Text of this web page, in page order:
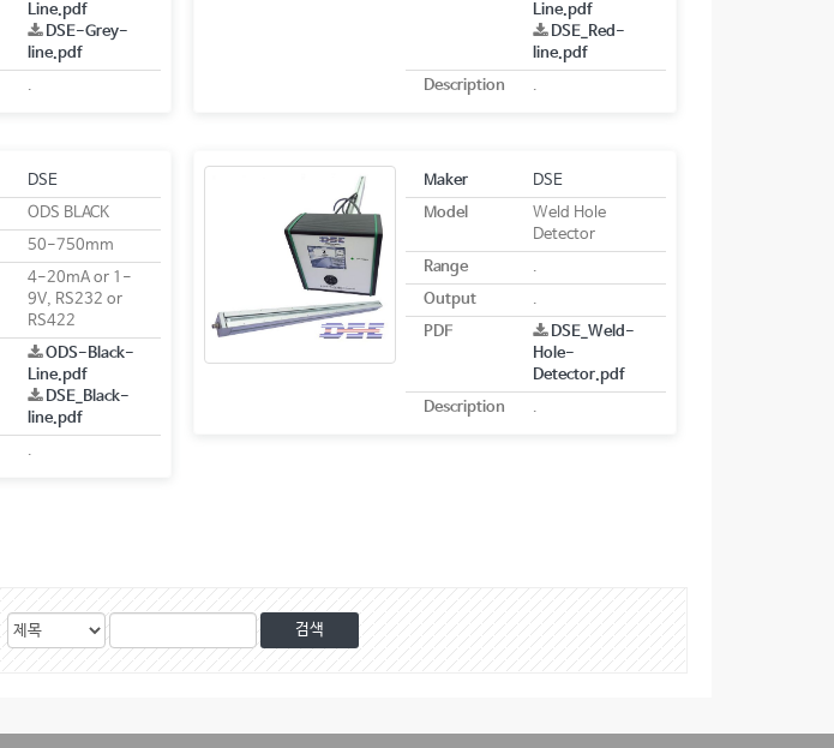
Line.pdf
DSE-Grey-
line.pdf
.
Line.pdf
DSE_Red-
line.pdf
Description
.
DSE
ODS BLACK
50-750mm
4-20mA or 1-
9V, RS232 or
RS422
ODS-Black-
Line.pdf
DSE_Black-
line.pdf
.
Maker
DSE
Model
Weld Hole
Detector
Range
.
Output
.
PDF
DSE_Weld-
Hole-
Detector.pdf
Description
.
검
색
색